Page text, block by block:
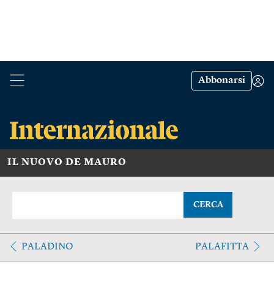
Abbonarsi
IL NUOVO DE MAURO
CERCA
PALADINO PALAFITTA